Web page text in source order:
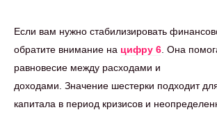
Если вам нужно стабилизировать
обратите внимание на цифру 6 . Она
равновесие между расходами и
доходами. Значение шестерки подходит
капитала в период кризисов и